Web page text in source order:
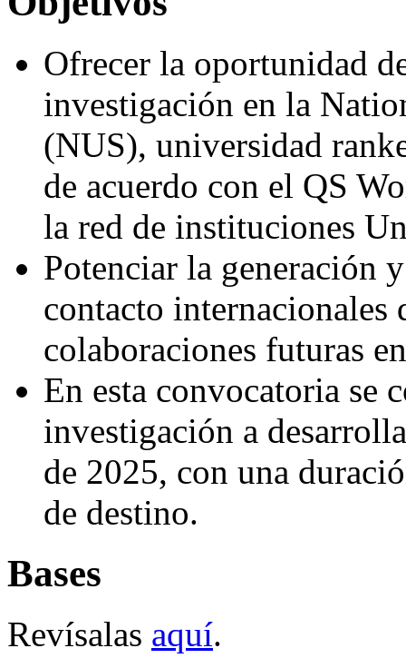
Ofrecer la oportunidad
investigación en la
(NUS), universidad
de acuerdo con el QS
la red de instituciones
Potenciar la generación
contacto internacionales
colaboraciones futuras
En esta convocatoria se
investigación a
de 2025, con una
de destino.
Bases
Revísalas aquí.